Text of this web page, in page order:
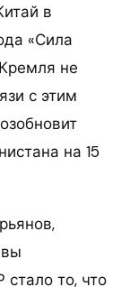
в
«Сила
не
с этим
на 15
стало то, что